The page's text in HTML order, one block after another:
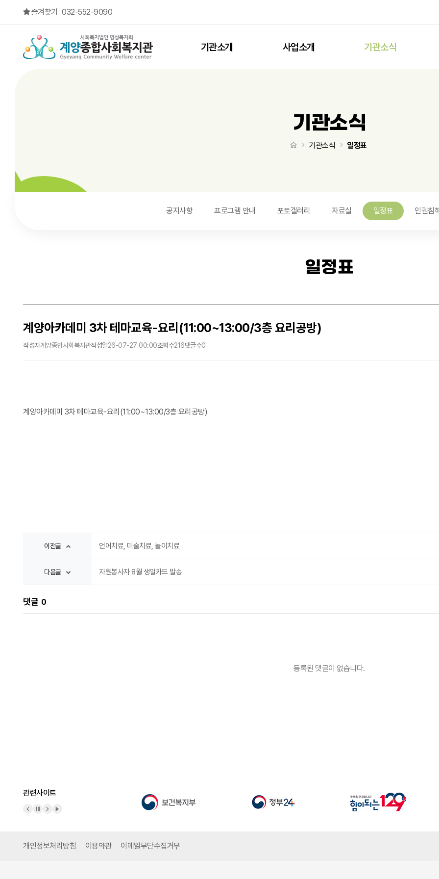
즐겨찾기
032-552-9090
기관소개 사업소개 기관소식
기관소식
처음으로
기관소식 일정표
공지사항 프로그램 안내 포토갤러리 자료실 일정표 인권침
일정표
계양아카데미 3차 테마교육-요리(11:00~13:00/3층 요리공방)
작성자계양종합사회복지관작성일26-07-27 00:00조회수216댓글수0
계양아카데미 3차 테마교육-요리(11:00~13:00/3층 요리공방)
이전글 언어치료, 미술치료, 놀이치료
다음글 자원봉사자 8월 생일카드 발송
댓글 0
등록된 댓글이 없습니다.
관련사이트
이전 배너
배너 정지
다음 배너
배너 재생
개인정보처리방침 이용약관 이메일무단수집거부